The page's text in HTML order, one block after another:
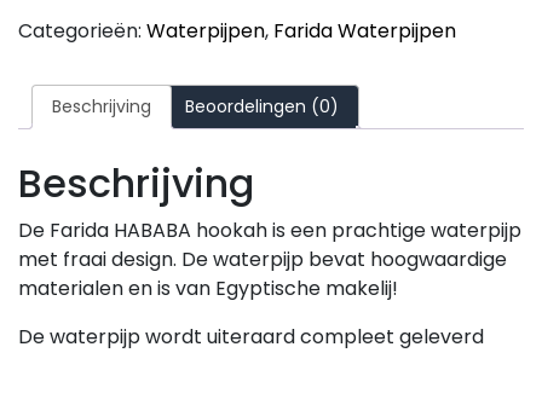
Categorieën: Waterpijpen, Farida Waterpijpen
Beschrijving Beoordelingen (0)
Beschrijving
De Farida HABABA hookah is een prachtige waterpijp
met fraai design. De waterpijp bevat hoogwaardige
materialen en is van Egyptische makelij!
De waterpijp wordt uiteraard compleet geleverd